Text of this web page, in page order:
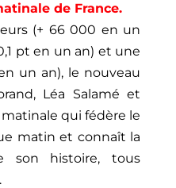
de France.
(+ 66 000 en un
pt en un an) et une
un an), le nouveau
Léa Salamé et
qui fédère le
matin et connaît la
son histoire, tous